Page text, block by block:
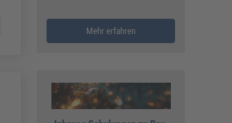
Mehr erfahren